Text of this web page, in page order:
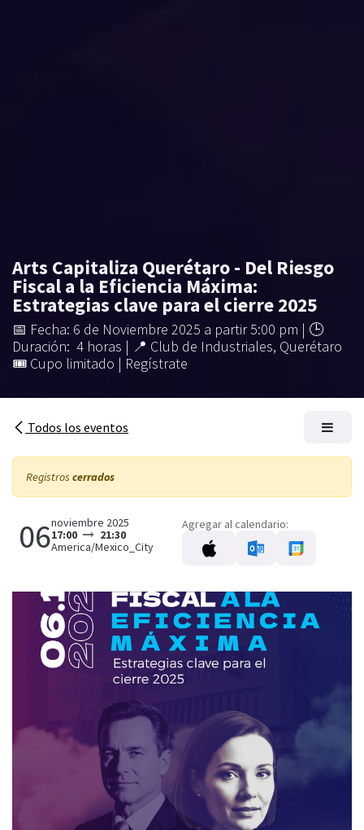
Arts Capitaliza Querétaro - Del Riesgo
Fiscal a la Eficiencia Máxima:
Estrategias clave para el cierre 2025
​📅 Fecha: 6 de Noviembre 2025 a partir 5:00 pm | 🕒
Duración: 4 horas | 📍 Club de Industriales, Querétaro
🎟 Cupo limitado | Regístrate
Todos los eventos
Registros cerrados
06noviembre 2025
17:00
21:30
America/Mexico_City
Agregar al calendario: